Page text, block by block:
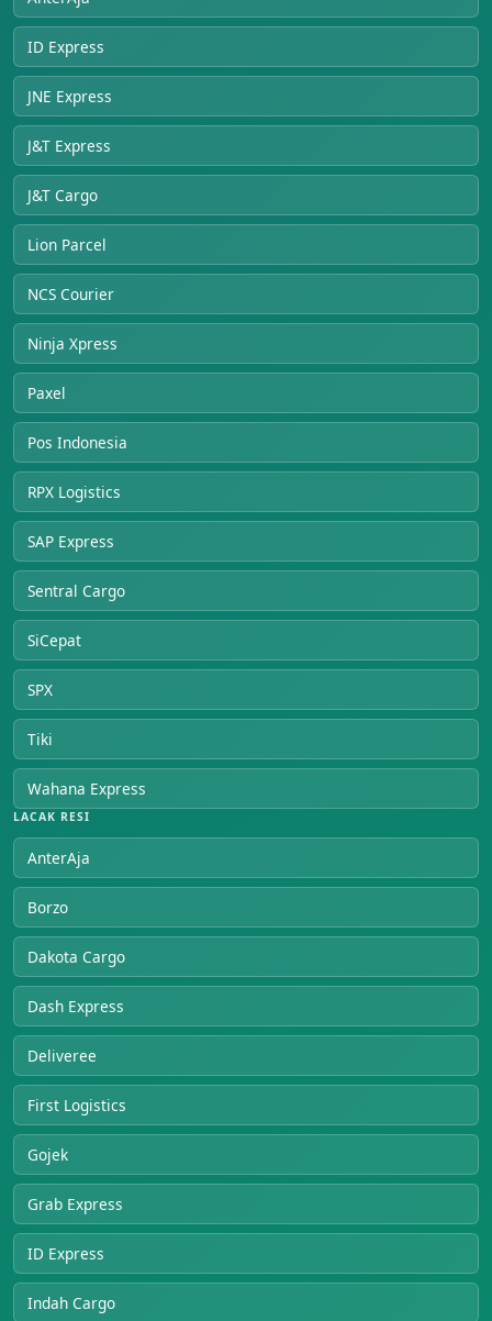
ID Express
JNE Express
J&T Express
J&T Cargo
Lion Parcel
NCS Courier
Ninja Xpress
Paxel
Pos Indonesia
RPX Logistics
SAP Express
Sentral Cargo
SiCepat
SPX
Tiki
Wahana Express
LACAK RESI
AnterAja
Borzo
Dakota Cargo
Dash Express
Deliveree
First Logistics
Gojek
Grab Express
ID Express
Indah Cargo